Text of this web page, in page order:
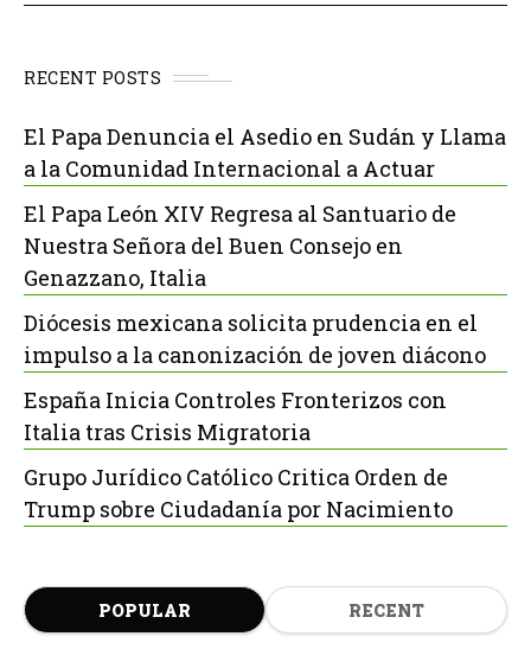
RECENT POSTS
El Papa Denuncia el Asedio en Sudán y Llama
a la Comunidad Internacional a Actuar
El Papa León XIV Regresa al Santuario de
Nuestra Señora del Buen Consejo en
Genazzano, Italia
Diócesis mexicana solicita prudencia en el
impulso a la canonización de joven diácono
España Inicia Controles Fronterizos con
Italia tras Crisis Migratoria
Grupo Jurídico Católico Critica Orden de
Trump sobre Ciudadanía por Nacimiento
POPULAR RECENT